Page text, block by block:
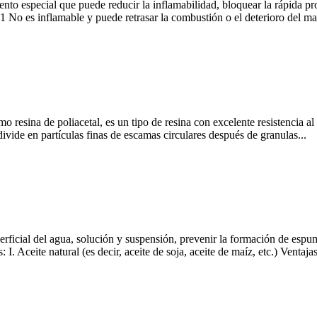
especial que puede reducir la inflamabilidad, bloquear la rápida
es inflamable y puede retrasar la combustión o el deterioro del
resina de poliacetal, es un tipo de resina con excelente resistencia
en partículas finas de escamas circulares después de granulas...
del agua, solución y suspensión, prevenir la formación de
I. Aceite natural (es decir, aceite de soja, aceite de maíz, etc.)